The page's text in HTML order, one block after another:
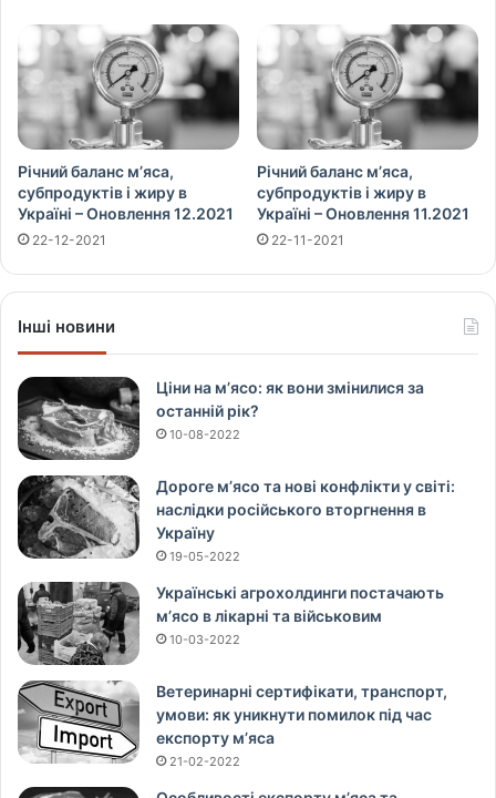
Річний баланс м’яса,
субпродуктів і жиру в
Україні – Оновлення 12.2021
22-12-2021
Річний баланс м’яса,
субпродуктів і жиру в
Україні – Оновлення 11.2021
22-11-2021
Інші новини
Ціни на м’ясо: як вони змінилися за
останній рік?
10-08-2022
Дороге м’ясо та нові конфлікти у світі:
наслідки російського вторгнення в
Україну
19-05-2022
Українські агрохолдинги постачають
м’ясо в лікарні та військовим
10-03-2022
Ветеринарні сертифікати, транспорт,
умови: як уникнути помилок під час
експорту м’яса
21-02-2022